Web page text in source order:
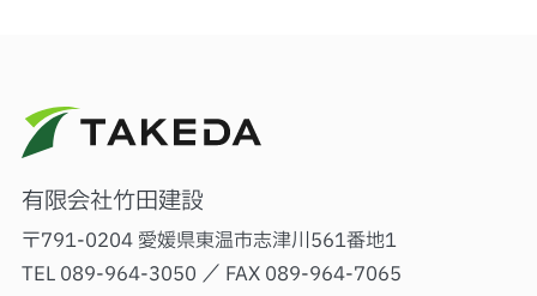
有限会社竹田建設
〒791-0204 愛媛県東温市志津川561番地1
TEL 089-964-3050 ／ FAX 089-964-7065